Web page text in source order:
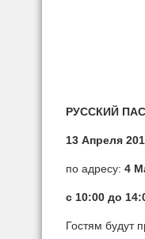
РУССКИЙ
13 Апреля
по адресу: 4
c 10:00 до
Гостям будут